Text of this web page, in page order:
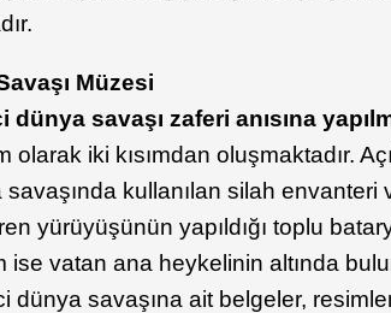
Müzesi
dünya savaşı zaferi anısına
olarak iki kısımdan oluşmaktadır.
savaşında kullanılan silah
yürüyüşünün yapıldığı toplu
ise vatan ana heykelinin altında
dünya savaşına ait belgeler,